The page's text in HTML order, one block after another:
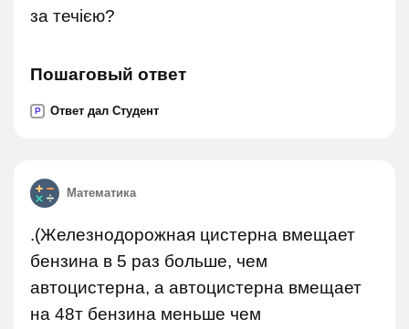
за течією?
Пошаговый ответ
P Ответ дал Студент
Математика
.(Железнодорожная цистерна вмещает
бензина в 5 раз больше, чем
автоцистерна, а автоцистерна вмещает
на 48т бензина меньше чем